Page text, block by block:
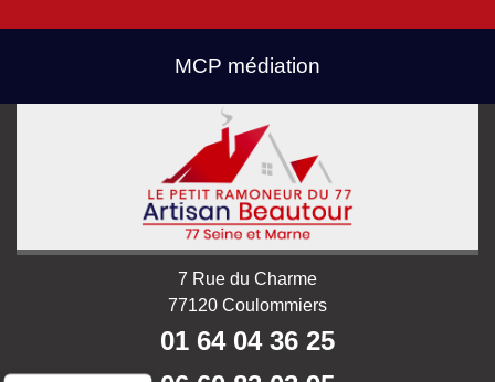
MCP médiation
7 Rue du Charme
77120 Coulommiers
01 64 04 36 25